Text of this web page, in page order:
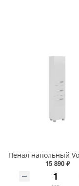
15 890 ₽